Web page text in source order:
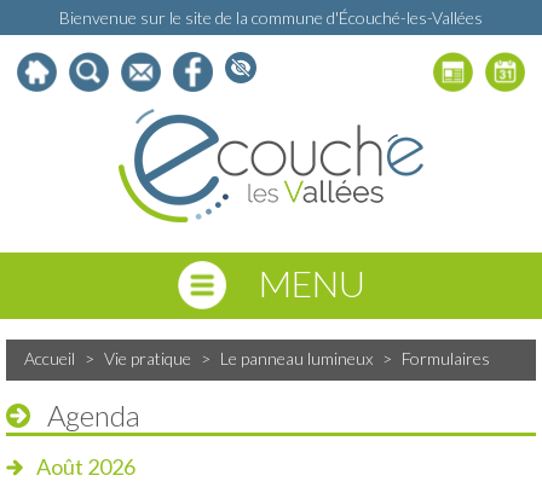
Bienvenue sur le site de la commune d'Écouché-les-Vallées
MENU
Accueil > Vie pratique > Le panneau lumineux > Formulaires
Agenda
Août 2026